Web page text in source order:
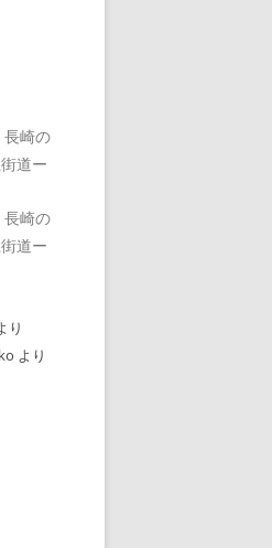
崎の
道ー
崎の
道ー
り
より